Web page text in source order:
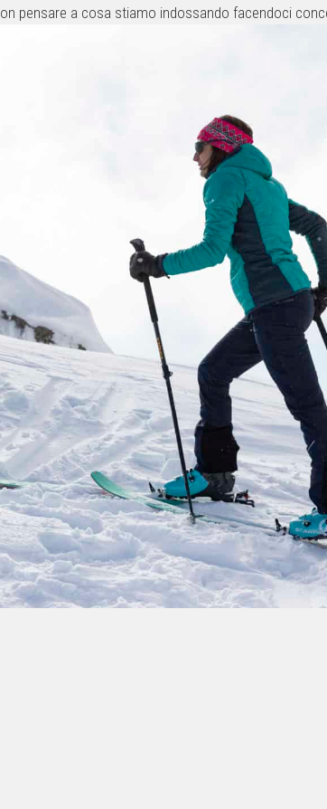
pensare a cosa stiamo indossando facendoci